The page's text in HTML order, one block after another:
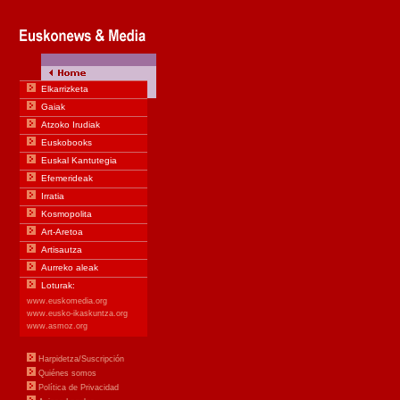
Elkarrizketa
Gaiak
Atzoko Irudiak
Euskobooks
Euskal Kantutegia
Efemerideak
Irratia
Kosmopolita
Art-Aretoa
Artisautza
Aurreko aleak
Loturak:
www.euskomedia.org
www.eusko-ikaskuntza.org
www.asmoz.org
Harpidetza/Suscripción
Quiénes somos
Política de Privacidad